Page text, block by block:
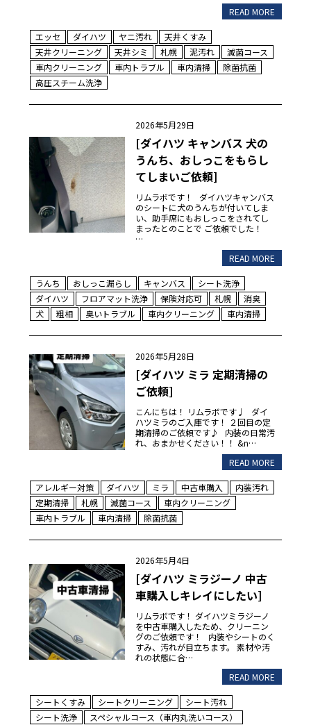
READ MORE
エッセ ダイハツ ヤニ汚れ
天井くすみ
天井クリーニング
天井シミ 札幌 泥汚れ
滅菌コース
車内クリーニング
車内トラブル 車内清掃
除菌抗菌
高圧スチーム洗浄
2026年5月29日
[ダイハツ キャンバス 犬の
うんち、おしっこをもらし
てしまいご依頼]
リムラボです！ ダイハツキャンバス
のシートに犬のうんちが付いてしま
い、助手席にもおしっこをされてし
まったとのことで ご依頼でした！
…
READ MORE
うんち おしっこ漏らし キャンバス
シート洗浄
ダイハツ
フロアマット洗浄 保険対応可 札幌
消臭
犬
粗相 臭いトラブル 車内クリーニング 車内清掃
2026年5月28日
[ダイハツ ミラ 定期清掃の
ご依頼]
こんにちは！ リムラボです♩ ダイ
ハツミラのご入庫です！ ２回目の定
期清掃のご依頼です♪ 内装の日常汚
れ、おまかせください！！ &n…
READ MORE
アレルギー対策 ダイハツ ミラ 中古車購入
内装汚れ
定期清掃
札幌 滅菌コース
車内クリーニング
車内トラブル
車内清掃 除菌抗菌
2026年5月4日
[ダイハツ ミラジーノ 中古
車購入しキレイにしたい]
リムラボです！ ダイハツミラジーノ
を中古車購入したため、クリーニン
グのご依頼です！ 内装やシートのく
すみ、汚れが目立ちます。 素材や汚
れの状態に合…
READ MORE
シートくすみ シートクリーニング
シート汚れ
シート洗浄
スペシャルコース（車内丸洗いコース）